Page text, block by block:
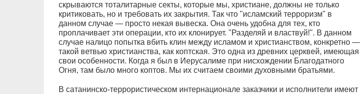
скрываются тоталитарные секты, которые мы, христиане, должны не только
критиковать, но и требовать их закрытия. Так что "исламский терроризм" в
данном случае — просто некая вывеска. Она очень удобна для тех, кто
проплачивает эти операции, кто их клонирует. "Разделяй и властвуй!". В данном
случае налицо попытка вбить клин между исламом и христианством, конкретно —
такой ветвью христианства, как коптская. Это одна из древних церквей, имеющая
свои особенности. Когда я был в Иерусалиме при нисхождении Благодатного
Огня, там было много коптов. Мы их считаем своими духовными братьями.
В сатанинско-террористическом интернационале заказчики и исполнители имеют